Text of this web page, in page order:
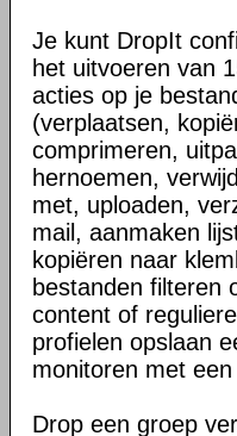
Je kunt DropIt
het uitvoeren van
acties op je
(verplaatsen,
comprimeren,
hernoemen,
met, uploaden,
mail, aanmaken
kopiëren naar
bestanden filteren
content of
profielen opslaan
monitoren met
Drop een groep